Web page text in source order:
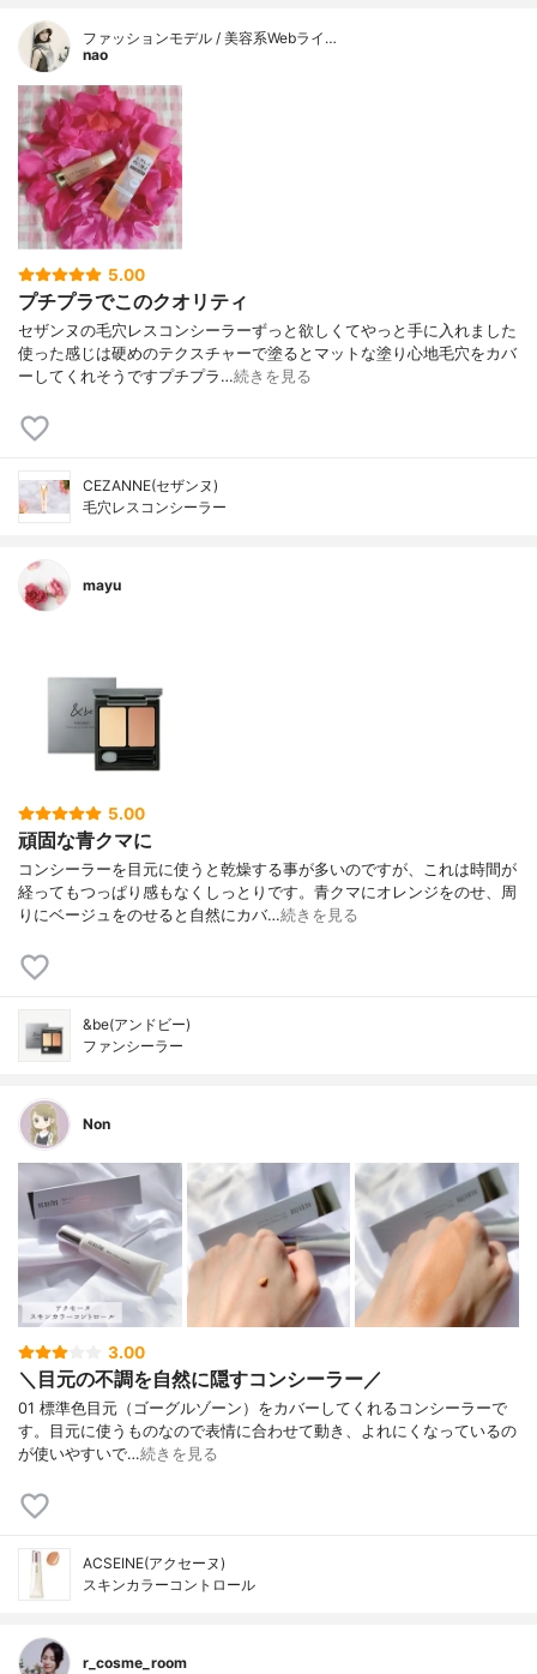
ファッションモデル / 美容系Webライ…
nao
5.00
プチプラでこのクオリティ
セザンヌの毛穴レスコンシーラーずっと欲しくてやっと手に入れました
使った感じは 硬めのテクスチャーで 塗るとマットな塗り心地毛穴をカバ
ー してくれそうですプチプラ…続きを見る
CEZANNE(セザンヌ)
毛穴レスコンシーラー
mayu
5.00
頑固な青クマに
コンシーラーを目元に使うと乾燥する事が多いのですが、これは時間が
経ってもつっぱり感もなくしっとりです。青クマにオレンジをのせ、周
りにベージュをのせると自然にカバ…続きを見る
&be(アンドビー)
ファンシーラー
Non
3.00
＼目元の不調を自然に隠すコンシーラー／
01 標準色目元（ゴーグルゾーン）をカバーしてくれるコンシーラーで
す。目元に使うものなので表情に合わせて動き、よれにくなっているの
が使いやすいで…続きを見る
ACSEINE(アクセーヌ)
スキンカラーコントロール
r_cosme_room